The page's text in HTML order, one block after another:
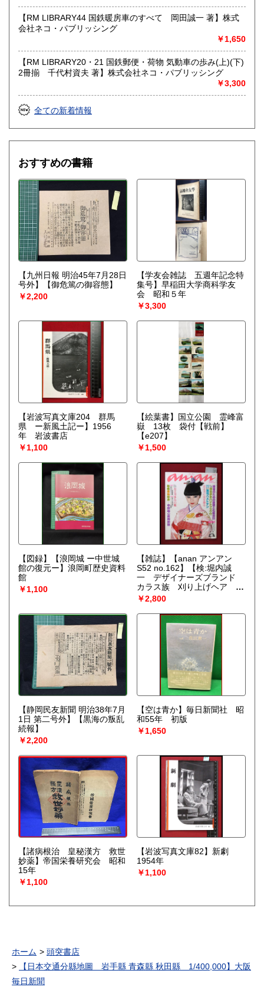
【RM LIBRARY44 国鉄暖房車のすべて 岡田誠一 著】株式
会社ネコ・パブリッシング
￥1,650
【RM LIBRARY20・21 国鉄郵便・荷物 気動車の歩み(上)(下)
2冊揃 千代村資夫 著】株式会社ネコ・パブリッシング
￥3,300
全ての新着情報
おすすめの書籍
【九州日報 明治45年7月28日
号外】【御危篤の御容態】
￥2,200
【学友会雑誌 五週年記念特
集号】早稲田大学商科学友
会 昭和５年
￥3,300
【岩波写真文庫204 群馬
県 ー新風土記ー】1956
年 岩波書店
￥1,100
【絵葉書】国立公園 霊峰富
嶽 13枚 袋付【戦前】
【e207】
￥1,500
【図録】【浪岡城 ー中世城
館の復元ー】浪岡町歴史資料
館
￥1,100
【雑誌】【anan アンアン
S52 no.162】【検:堀内誠
一 デザイナーズブランド
カラス族 刈り上げヘア ハ
ウスマヌカン ELLE アンア
ン エルジャポン】
￥2,800
【静岡民友新聞 明治38年7月
1日 第二号外】【黒海の叛乱
続報】
￥2,200
【空は青か】毎日新聞社 昭
和55年 初版
￥1,650
【諸病根治 皇秘漢方 救世
妙薬】帝国栄養研究会 昭和
15年
￥1,100
【岩波写真文庫82】新劇
1954年
￥1,100
ホーム
頭突書店
【日本交通分縣地圖 岩手縣 青森縣 秋田縣 1/400,000】大阪
毎日新聞